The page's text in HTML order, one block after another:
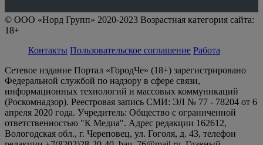
© ООО «Норд Групп» 2020-2023 Возрастная категория сайта:
18+
Контакты Пользовательское соглашение Работа
Сетевое издание Портал «ГородЧе» (18+) зарегистрировано
Федеральной службой по надзору в сфере связи,
информационных технологий и массовых коммуникаций
(Роскомнадзор). Реестровая запись СМИ: ЭЛ № 77 - 78204 от 6
апреля 2020 года. Учредитель: Общество с ограниченной
ответственностью "К Медиа". Адрес редакции 162612,
Вологодская обл., г. Череповец, ул. Гоголя, д. 43, телефон